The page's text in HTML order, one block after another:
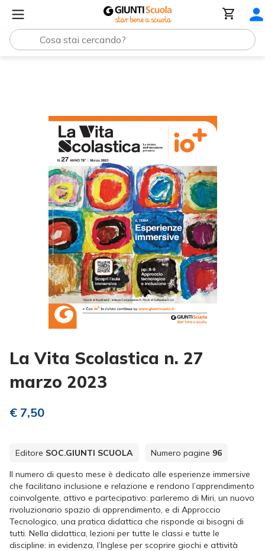
La Vita Scolastica n. 27
marzo 2023
€ 7,50
Editore SOC.GIUNTI SCUOLA Numero pagine 96
Il numero di questo mese è dedicato alle esperienze immersive
che facilitano inclusione e relazione e rendono l’apprendimento
coinvolgente, attivo e partecipativo: parleremo di Miri, un nuovo
rivoluzionario spazio di apprendimento, e di Approccio
Tecnologico, una pratica didattica che risponde ai bisogni di
tutti. Nella didattica, lezioni per tutte le classi e tutte le
discipline: in evidenza, l’Inglese per scoprire giochi e attività